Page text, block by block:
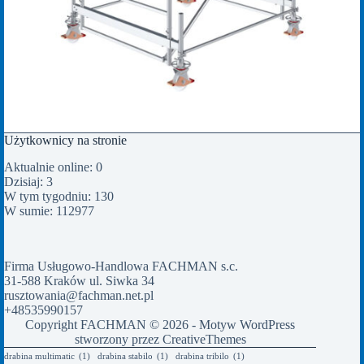
Użytkownicy na stronie
Aktualnie online: 0
Dzisiaj: 3
W tym tygodniu: 130
W sumie: 112977
Firma Usługowo-Handlowa FACHMAN s.c.
31-588 Kraków ul. Siwka 34
rusztowania@fachman.net.pl
+48535990157
Copyright FACHMAN © 2026 - Motyw WordPress
stworzony przez CreativeThemes
drabina multimatic (1) drabina stabilo (1) drabina tribilo (1)